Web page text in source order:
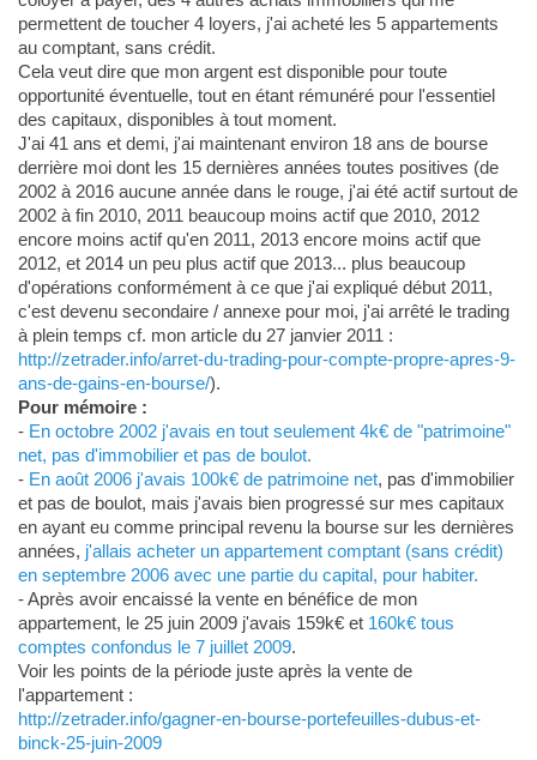
permettent de toucher 4 loyers, j'ai acheté les 5 appartements
au comptant, sans crédit.
Cela veut dire que mon argent est disponible pour toute
opportunité éventuelle, tout en étant rémunéré pour l'essentiel
des capitaux, disponibles à tout moment.
J'ai 41 ans et demi, j'ai maintenant environ 18 ans de bourse
derrière moi dont les 15 dernières années toutes positives (de
2002 à 2016 aucune année dans le rouge, j'ai été actif surtout de
2002 à fin 2010, 2011 beaucoup moins actif que 2010, 2012
encore moins actif qu'en 2011, 2013 encore moins actif que
2012, et 2014 un peu plus actif que 2013... plus beaucoup
d'opérations conformément à ce que j'ai expliqué début 2011,
c'est devenu secondaire / annexe pour moi, j'ai arrêté le trading
à plein temps cf. mon article du 27 janvier 2011 :
http://zetrader.info/arret-du-trading-pour-compte-propre-apres-9-
ans-de-gains-en-bourse/).
Pour mémoire :
- En octobre 2002 j'avais en tout seulement 4k€ de "patrimoine"
net, pas d'immobilier et pas de boulot.
- En août 2006 j'avais 100k€ de patrimoine net, pas d'immobilier
et pas de boulot, mais j'avais bien progressé sur mes capitaux
en ayant eu comme principal revenu la bourse sur les dernières
années, j'allais acheter un appartement comptant (sans crédit)
en septembre 2006 avec une partie du capital, pour habiter.
- Après avoir encaissé la vente en bénéfice de mon
appartement, le 25 juin 2009 j'avais 159k€ et 160k€ tous
comptes confondus le 7 juillet 2009.
Voir les points de la période juste après la vente de
l'appartement :
http://zetrader.info/gagner-en-bourse-portefeuilles-dubus-et-
binck-25-juin-2009